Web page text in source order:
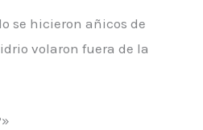
se hicieron añicos de
volaron fuera de la